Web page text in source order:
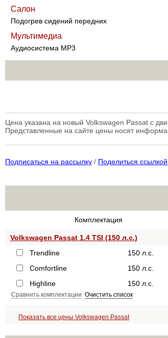
Салон
Подогрев сидений передних
Мультимедиа
Аудиосистема MP3
Цена указана на новый Volkswagen Passat с
Представленные на сайте цены носят
Подписаться на рассылку / Поделиться ссылкой
Комплектация
Volkswagen Passat 1.4 TSI (150 л.с.)
Trendline
150 л.с.
Comfortline
150 л.с.
Highline
150 л.с.
Сравнить комплектации Очистить список
Показать все цены Volkswagen Passat